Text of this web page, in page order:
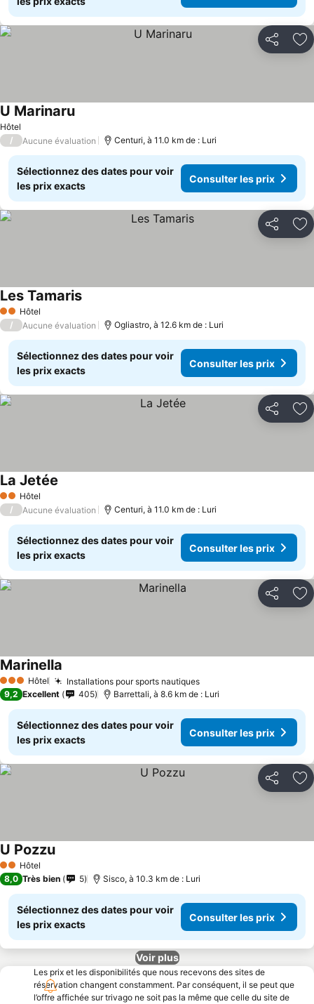
Partager
Hôtel
U MarinaruConsulter les prix
/ Aucune évaluation Centuri, à 11.0 km de : Luri
Sélectionnez des dates pour voir
les prix exacts
Consulter les prix
Partager
2 Étoiles
Hôtel
Les TamarisConsulter les prix
/ Aucune évaluation Ogliastro, à 12.6 km de : Luri
Sélectionnez des dates pour voir
les prix exacts
Consulter les prix
Partager
2 Étoiles
Hôtel
La Jetée
/ Aucune évaluation Centuri, à 11.0 km de : Luri
Sélectionnez des dates pour voir
les prix exacts
Consulter les prix
Partager
3 ÉtoilesHôtel Installations pour sports nautiquesConsulter les prix
Marinella
9,2 Excellent 405 Barrettali, à 8.6 km de : Luri
Sélectionnez des dates pour voir
les prix exacts
Consulter les prix
Partager
2 Étoiles
Hôtel
U PozzuConsulter les prix
8,0 Très bien 5 Sisco, à 10.3 km de : Luri
Sélectionnez des dates pour voir
les prix exacts
Consulter les prix
Voir plus
Les prix et les disponibilités que nous recevons des sites de
réservation changent constamment. Par conséquent, il se peut que
l’offre affichée sur trivago ne soit pas la même que celle du site de